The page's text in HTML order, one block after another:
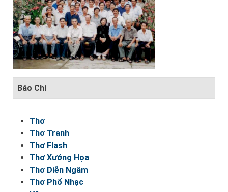
Báo Chí
Thơ
Thơ Tranh
Thơ Flash
Thơ Xướng Họa
Thơ Diễn Ngâm
Thơ Phổ Nhạc